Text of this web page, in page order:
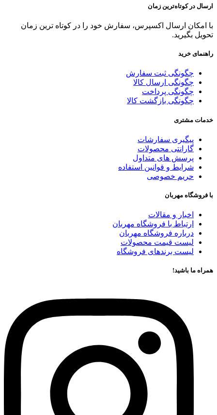
ارسال در کوتاه‌ترین زمان
با امکان ارسال اکسپرس، سفارش خود را در کوتاه ترین زمان
تحویل بگیرید.
راهنمای خرید
چگونگی ثبت سفارش
چگونگی ارسال کالا
چگونگی پرداخت
چگونگی بازگشت کالا
خدمات مشتری
پیگیری سفارشات
گارانتی محصولات
پرسش های متداول
شرایط و قوانین استفاده
حریم خصوصی
با فروشگاه مهربان
اخبار و مقالات
ارتباط با فروشگاه مهربان
درباره فروشگاه مهربان
لیست قیمت محصولات
لیست برندهای فروشگاه
همراه ما باشید!